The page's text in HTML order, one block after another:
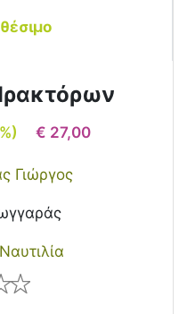
€ 27,00
Γιώργος